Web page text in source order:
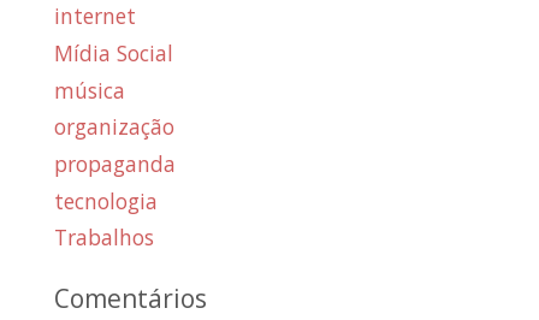
internet
Mídia Social
música
organização
propaganda
tecnologia
Trabalhos
Comentários